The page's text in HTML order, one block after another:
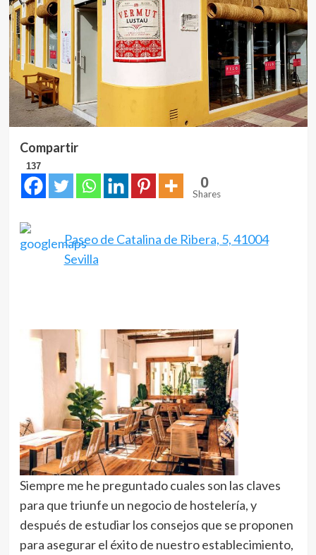
Compartir
137
0
Shares
Paseo de Catalina de Ribera, 5, 41004
Sevilla
Siempre me he preguntado cuales son las claves
para que triunfe un negocio de hostelería, y
después de estudiar los consejos que se proponen
para asegurar el éxito de nuestro establecimiento,